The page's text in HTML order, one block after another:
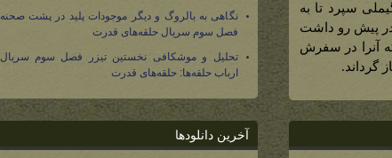
سپرد تا به
در پیش رو داشت
آنرا در سفرش
گرداند.
نگاهی به بالروگ و دیگر موجودات پلید در پشت صحنه
فصل سوم سریال حلقه‌های قدرت
تحلیل و موشکافی نخستین تیزر فصل سوم سریال
ارباب حلقه‌ها: حلقه‌های قدرت
آخرین دانلودها